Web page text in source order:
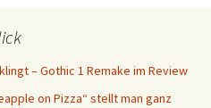
– Gothic 1 Remake im Review
on Pizza“ stellt man ganz